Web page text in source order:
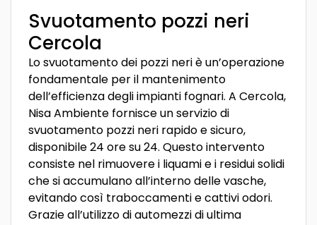
Svuotamento pozzi neri
Cercola
Lo svuotamento dei pozzi neri è un’operazione
fondamentale per il mantenimento
dell’efficienza degli impianti fognari. A Cercola,
Nisa Ambiente fornisce un servizio di
svuotamento pozzi neri rapido e sicuro,
disponibile 24 ore su 24. Questo intervento
consiste nel rimuovere i liquami e i residui solidi
che si accumulano all’interno delle vasche,
evitando così traboccamenti e cattivi odori.
Grazie all’utilizzo di automezzi di ultima